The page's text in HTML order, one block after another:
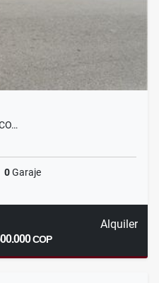
0Garaje
Alquiler
COP